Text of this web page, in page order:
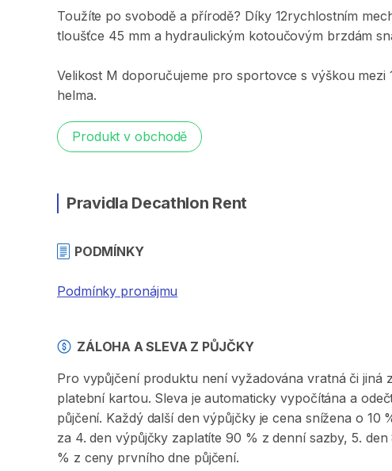
Toužíte po svobodě a přírodě? Díky 12rychlostním
tloušťce 45 mm a hydraulickým kotoučovým brzdám
Velikost M doporučujeme pro sportovce s výškou mezi
helma.
Produkt v obchodě
Pravidla Decathlon Rent
PODMÍNKY
Podmínky pronájmu
ZÁLOHA A SLEVA Z PŮJČKY
Pro vypůjčení produktu není vyžadována vratná či jiná
platební kartou. Sleva je automaticky vypočítána a
půjčení. Každý další den výpůjčky je cena snížena o
za 4. den výpůjčky zaplatíte 90 % z denní sazby, 5.
% z ceny prvního dne půjčení.